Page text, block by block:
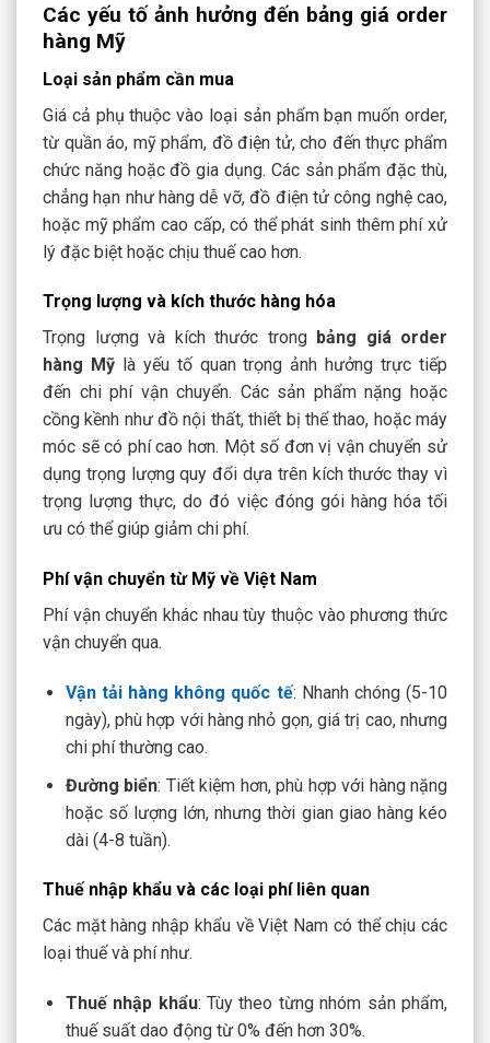
Các yếu tố ảnh hưởng đến bảng giá order
hàng Mỹ
Loại sản phẩm cần mua
Giá cả phụ thuộc vào loại sản phẩm bạn muốn order,
từ quần áo, mỹ phẩm, đồ điện tử, cho đến thực phẩm
chức năng hoặc đồ gia dụng. Các sản phẩm đặc thù,
chẳng hạn như hàng dễ vỡ, đồ điện tử công nghệ cao,
hoặc mỹ phẩm cao cấp, có thể phát sinh thêm phí xử
lý đặc biệt hoặc chịu thuế cao hơn.
Trọng lượng và kích thước hàng hóa
Trọng lượng và kích thước trong bảng giá order
hàng Mỹlà yếu tố quan trọng ảnh hưởng trực tiếp
đến chi phí vận chuyển. Các sản phẩm nặng hoặc
cồng kềnh như đồ nội thất, thiết bị thể thao, hoặc máy
móc sẽ có phí cao hơn. Một số đơn vị vận chuyển sử
dụng trọng lượng quy đổi dựa trên kích thước thay vì
trọng lượng thực, do đó việc đóng gói hàng hóa tối
ưu có thể giúp giảm chi phí.
Phí vận chuyển từ Mỹ về Việt Nam
Phí vận chuyển khác nhau tùy thuộc vào phương thức
vận chuyển qua.
Vận tải hàng không quốc tế: Nhanh chóng (5-10
ngày), phù hợp với hàng nhỏ gọn, giá trị cao, nhưng
chi phí thường cao.
Đường biển: Tiết kiệm hơn, phù hợp với hàng nặng
hoặc số lượng lớn, nhưng thời gian giao hàng kéo
dài (4-8 tuần).
Thuế nhập khẩu và các loại phí liên quan
Các mặt hàng nhập khẩu về Việt Nam có thể chịu các
loại thuế và phí như.
Thuế nhập khẩu: Tùy theo từng nhóm sản phẩm,
thuế suất dao động từ 0% đến hơn 30%.